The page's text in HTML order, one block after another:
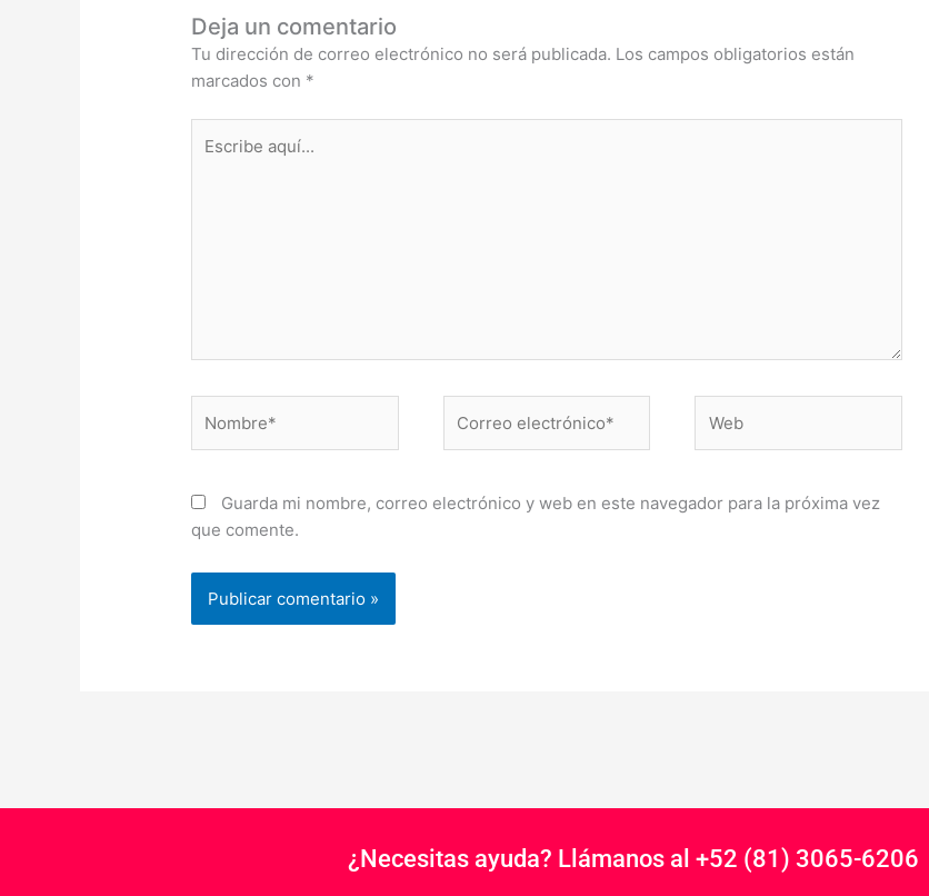
Deja un comentario
Tu dirección de correo electrónico no será publicada. Los campos obligatorios están
marcados con *
aquí...
electrónico*
Guarda mi nombre, correo electrónico y web en este navegador para la próxima vez
que comente.
¿Necesitas ayuda? Llámanos al +52 (81) 3065-6206